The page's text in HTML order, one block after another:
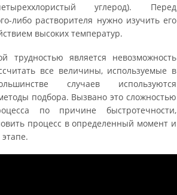
углерод). Перед
либо растворителя нужно изучить его
высоких температур.
трудностью является невозможность
все величины, используемые в
случаев используются
подбора. Вызвано это сложностью
по причине быстротечности,
процесс в определенный момент и